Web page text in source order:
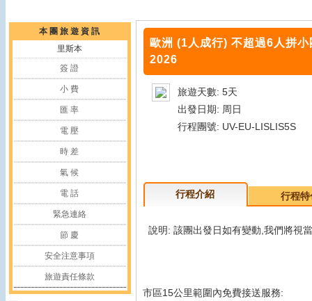
本 團 旅 遊 資 訊
里斯本
簽 證
小 費
匯 率
電 壓
時 差
氣 候
電 話
緊急連絡
節 慶
安全注意事項
旅遊責任條款
歐洲 (1人成行) 不超過6人拼
2026
旅遊天數: 5天
出發日期: 周日
行程團號: UV-EU-LISLIS5S
行程介紹 行程
說明: 該團出發日如有變動,我們將視
市區15公里範圍內免費接送服務: